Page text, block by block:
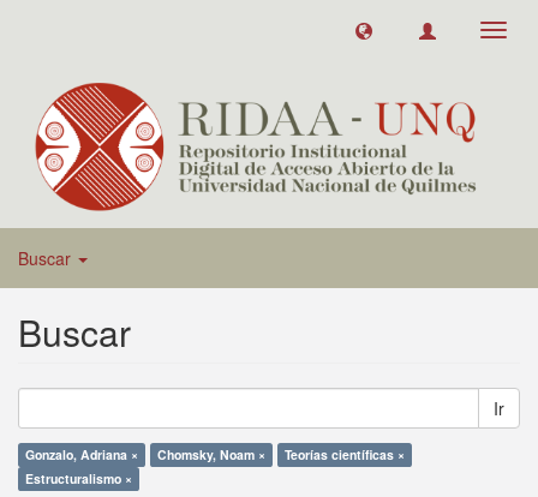
Buscar
Buscar
Ir
Gonzalo, Adriana × Chomsky, Noam ×
Teorías científicas ×
Estructuralismo ×